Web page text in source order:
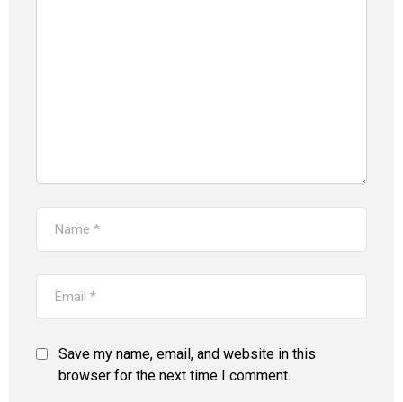
Save my name, email, and website in this
browser for the next time I comment.